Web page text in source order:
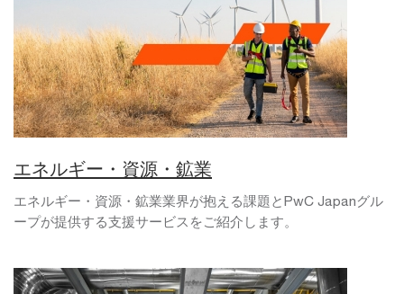
エネルギー・資源・鉱業
エネルギー・資源・鉱業業界が抱える課題とPwC Japanグル
ープが提供する支援サービスをご紹介します。